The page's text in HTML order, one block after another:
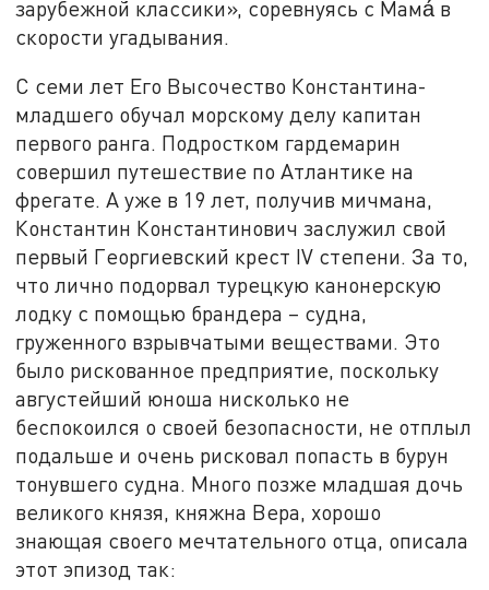
зарубежной классики», соревнуясь с Мама́ в
скорости угадывания.
С семи лет Его Высочество Константина-
младшего обучал морскому делу капитан
первого ранга. Подростком гардемарин
совершил путешествие по Атлантике на
фрегате. А уже в 19 лет, получив мичмана,
Константин Константинович заслужил свой
первый Георгиевский крест IV степени. За то,
что лично подорвал турецкую канонерскую
лодку с помощью брандера – судна,
груженного взрывчатыми веществами. Это
было рискованное предприятие, поскольку
августейший юноша нисколько не
беспокоился о своей безопасности, не отплыл
подальше и очень рисковал попасть в бурун
тонувшего судна. Много позже младшая дочь
великого князя, княжна Вера, хорошо
знающая своего мечтательного отца, описала
этот эпизод так: